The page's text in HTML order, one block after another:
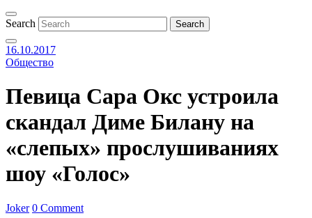
Search
16.10.2017
Общество
Певица Сара Окс устроила
скандал Диме Билану на
«слепых» прослушиваниях
шоу «Голос»
Joker 0 Comment